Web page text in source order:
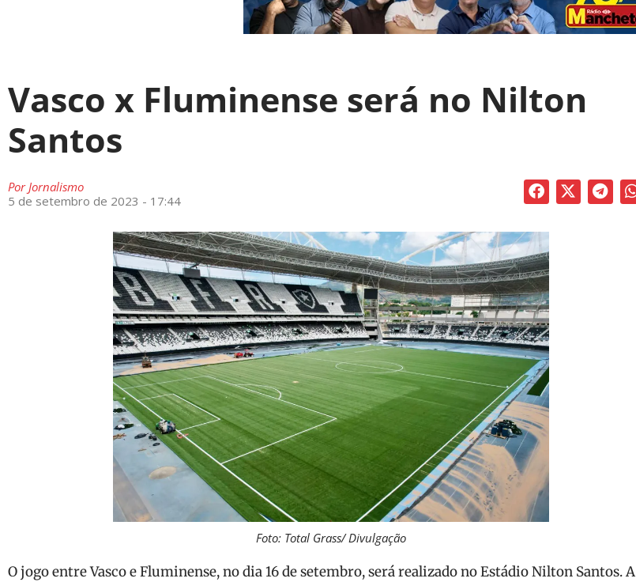
Vasco x Fluminense será no Nilton
Santos
PorJornalismo
5 de setembro de 2023 - 17:44
Foto: Total Grass/ Divulgação
O jogo entre Vasco e Fluminense, no dia 16 de setembro, será realizado no Estádio Nilton Santos. A